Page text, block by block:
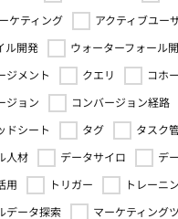
ケティング アクティブユー
ル開発 ウォーターフォール
ジメント クエリ コホ
ジョン コンバージョン経路
ドシート タグ タスク
人材 データサイロ デ
用 トリガー トレーニ
データ探索 マーケティング